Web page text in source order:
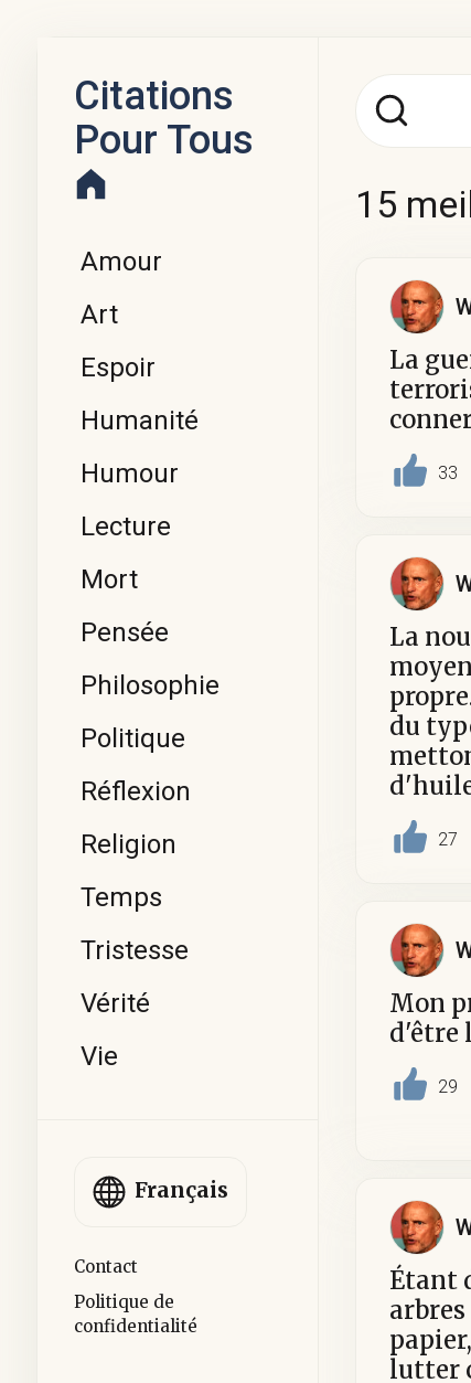
Citations
Pour Tous
Amour
Art
Espoir
Humanité
Humour
Lecture
Mort
Pensée
Philosophie
Politique
Réflexion
Religion
Temps
Tristesse
Vérité
Vie
Français
Contact
Politique de
confidentialité
15
La
33
La
du
27
Mon
d'être
29
Étant
lutter